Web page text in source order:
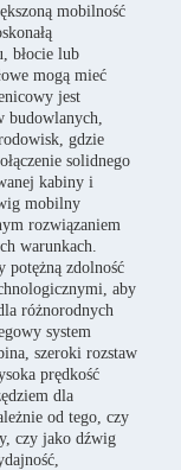
mobilność
błocie lub
mogą mieć
jest
budowlanych,
gdzie
solidnego
kabiny i
mobilny
rozwiązaniem
warunkach.
potężną zdolność
aby
różnorodnych
system
szeroki rozstaw
prędkość
dla
od tego, czy
czy jako dźwig